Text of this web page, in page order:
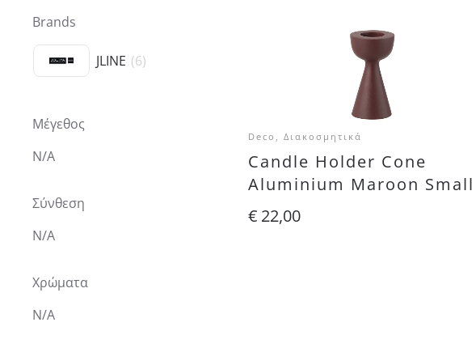
Brands
JLINE (6)
Μέγεθος
N/A
Σύνθεση
N/A
Χρώματα
N/A
Deco, Διακοσμητικά
Candle Holder Cone
Aluminium Maroon Small
€22,00